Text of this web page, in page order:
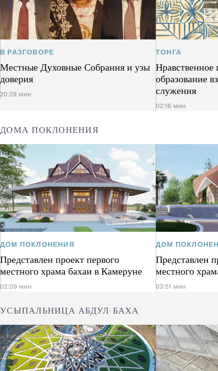
В РАЗГОВОРЕ
Местные Духовные Собрания и узы
доверия
20:29 мин
ТОНГА
Нравственное
образование
служения
02:16 мин
ДОМА ПОКЛОНЕНИЯ
ДОМ ПОКЛОНЕНИЯ
Представлен проект первого
местного храма бахаи в Камеруне
02:09 мин
ДОМ
Представлен
местного
03:51 мин
УСЫПАЛЬНИЦА АБДУЛ-БАХА